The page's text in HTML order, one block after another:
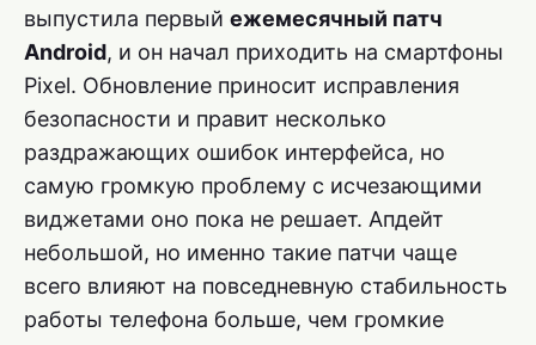
выпустила первый ежемесячный патч
Android, и он начал приходить на смартфоны
Pixel. Обновление приносит исправления
безопасности и правит несколько
раздражающих ошибок интерфейса, но
самую громкую проблему с исчезающими
виджетами оно пока не решает. Апдейт
небольшой, но именно такие патчи чаще
всего влияют на повседневную стабильность
работы телефона больше, чем громкие